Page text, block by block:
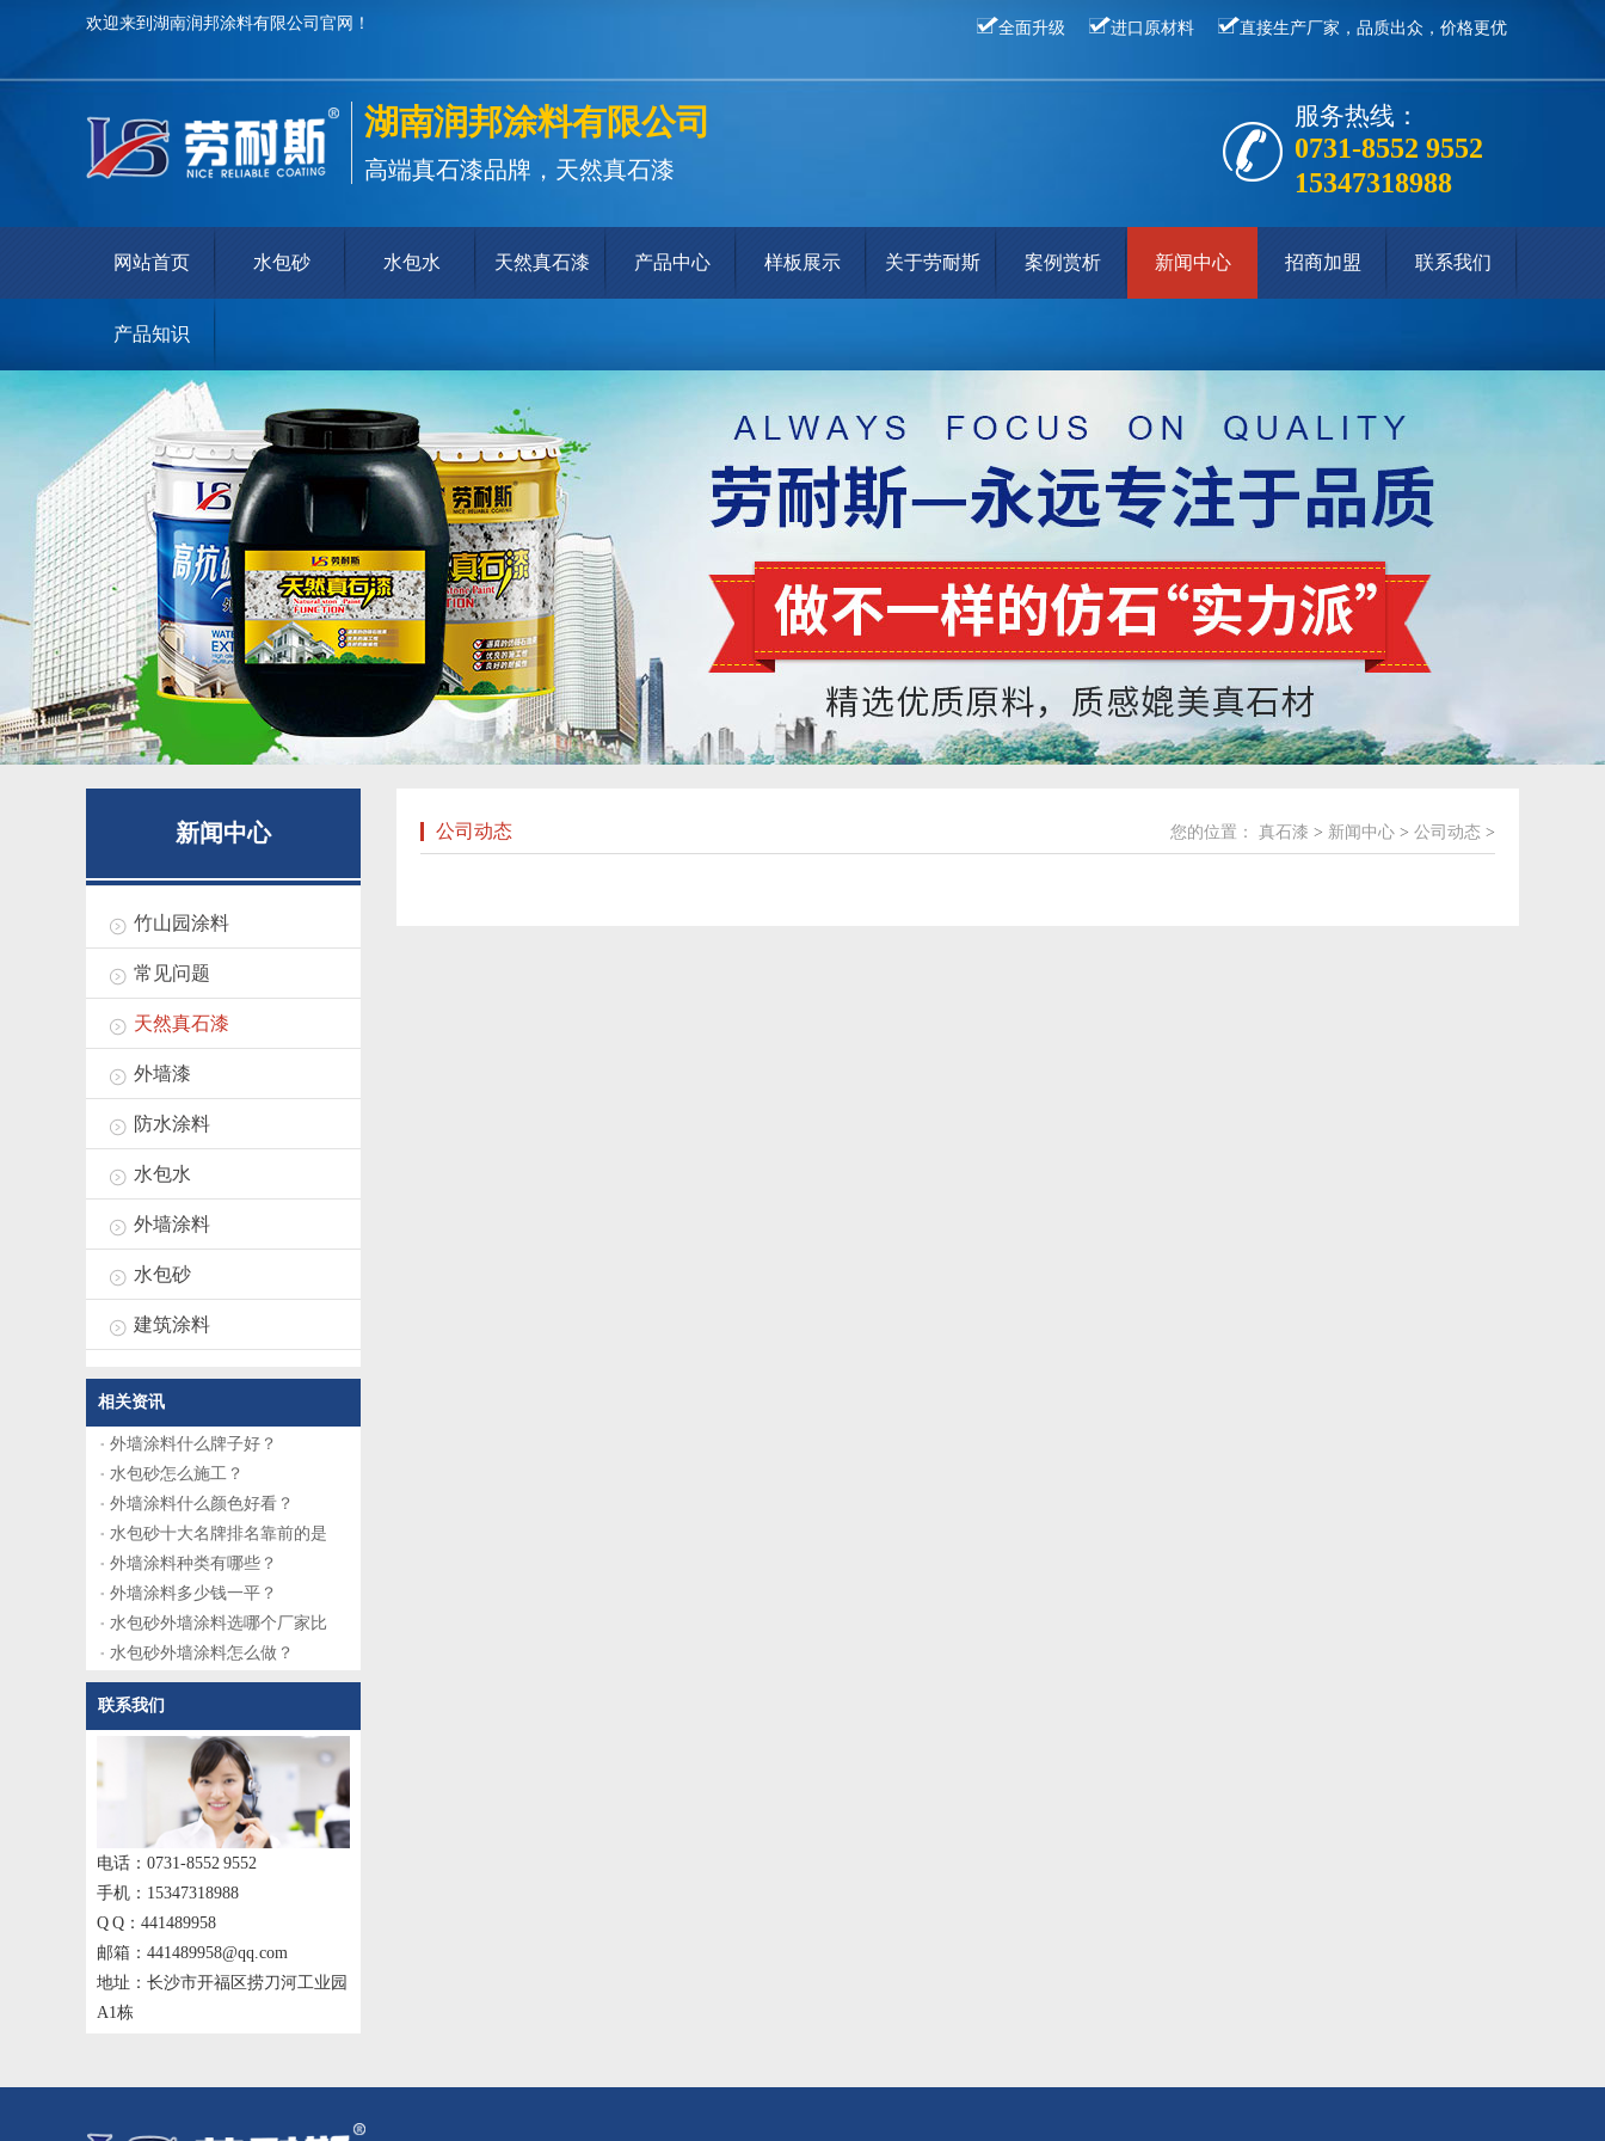
欢迎来到湖南润邦涂料有限公司官网！ 全面升级 进口原材料 直接生产厂家，品质出众，价格更优
湖南润邦涂料有限公司
高端真石漆品牌，天然真石漆
服务热线：
0731-8552 9552
15347318988
网站首页 水包砂 水包水 天然真石漆 产品中心 样板展示 关于劳耐斯 案例赏析 新闻中心 招商加盟 联系我们
产品知识
新闻中心
竹山园涂料
常见问题
天然真石漆
外墙漆
防水涂料
水包水
外墙涂料
水包砂
建筑涂料
相关资讯
外墙涂料什么牌子好？
水包砂怎么施工？
外墙涂料什么颜色好看？
水包砂十大名牌排名靠前的是
外墙涂料种类有哪些？
外墙涂料多少钱一平？
水包砂外墙涂料选哪个厂家比
水包砂外墙涂料怎么做？
联系我们
电话：0731-8552 9552
手机：15347318988
Q Q：441489958
邮箱：441489958@qq.com
地址：长沙市开福区捞刀河工业园
A1栋
公司动态 您的位置： 真石漆 > 新闻中心 > 公司动态 >